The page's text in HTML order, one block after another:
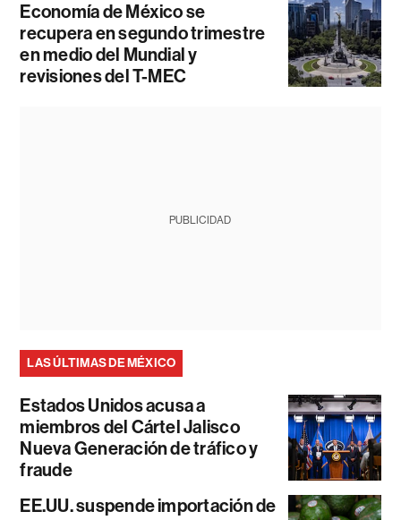
Economía de México se
recupera en segundo trimestre
en medio del Mundial y
revisiones del T-MEC
PUBLICIDAD
LAS ÚLTIMAS DE MÉXICO
Estados Unidos acusa a
miembros del Cártel Jalisco
Nueva Generación de tráfico y
fraude
EE.UU. suspende importación de